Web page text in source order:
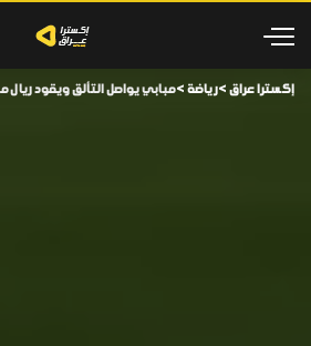
إكسترا عراق >رياضة >مبابي يواصل التألق ويقود ريال